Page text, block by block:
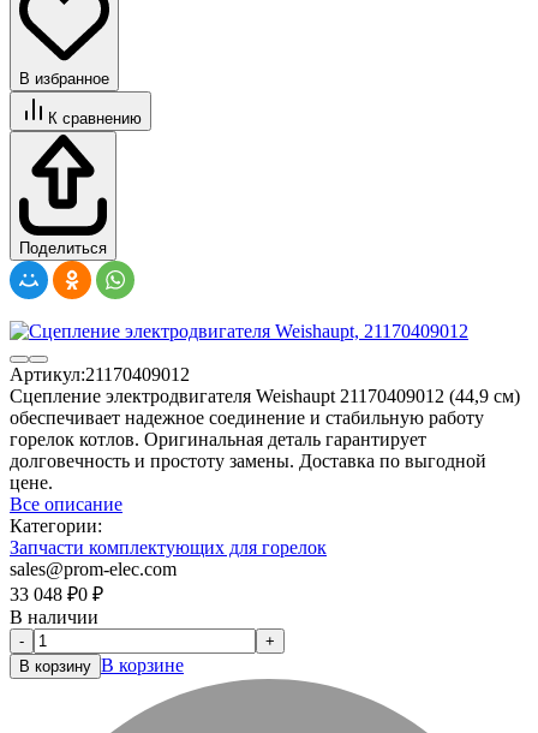
В избранное
К сравнению
Поделиться
Артикул:21170409012
Сцепление электродвигателя Weishaupt 21170409012 (44,9 см)
обеспечивает надежное соединение и стабильную работу
горелок котлов. Оригинальная деталь гарантирует
долговечность и простоту замены. Доставка по выгодной
цене.
Все описание
Категории:
Запчасти комплектующих для горелок
sales@prom-elec.com
33 048 ₽0 ₽
В наличии
-
+
В корзину В корзине